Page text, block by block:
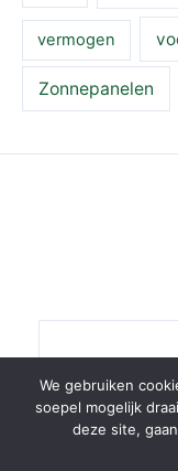
vermogen
Zonnepanelen
We gebruiken
soepel mogelijk
deze site,